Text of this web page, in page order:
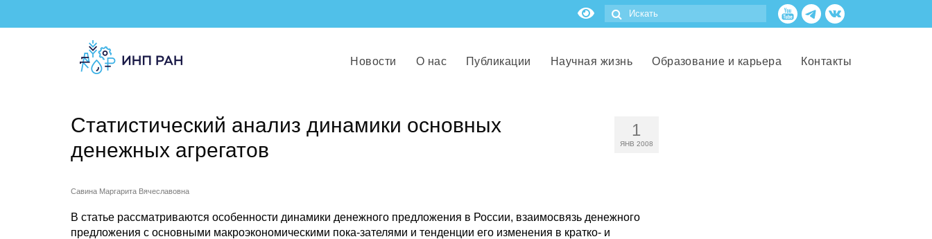
Новости О нас Публикации Научная жизнь Образование и карьера Контакты
1
ЯНВ 2008
Статистический анализ динамики основных
денежных агрегатов
Савина Маргарита Вячеславовна
В статье рассматриваются особенности динамики денежного предложения в России, взаимосвязь денежного
предложения с основными макроэкономическими пока-зателями и тенденции его изменения в кратко- и